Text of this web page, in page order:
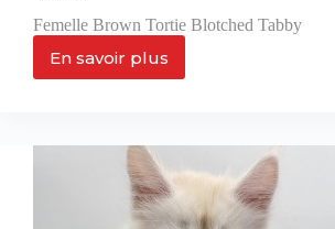
Femelle Brown Tortie Blotched Tabby
En savoir plus
Willow